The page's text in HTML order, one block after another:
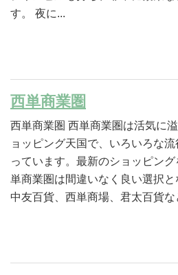
す。 夜に...
西単商業圏
西単商業圏 西単商業圏は活気に
ョッピング天国で、いろいろな
っています。最新のショッピン
単商業圏は間違いなく良い選択と
中友百貨、西単商場、君太百貨な